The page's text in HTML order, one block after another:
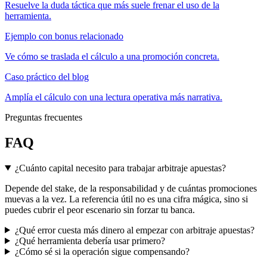
Resuelve la duda táctica que más suele frenar el uso de la
herramienta.
Ejemplo con bonus relacionado
Ve cómo se traslada el cálculo a una promoción concreta.
Caso práctico del blog
Amplía el cálculo con una lectura operativa más narrativa.
Preguntas frecuentes
FAQ
¿Cuánto capital necesito para trabajar arbitraje apuestas?
Depende del stake, de la responsabilidad y de cuántas promociones
muevas a la vez. La referencia útil no es una cifra mágica, sino si
puedes cubrir el peor escenario sin forzar tu banca.
¿Qué error cuesta más dinero al empezar con arbitraje apuestas?
¿Qué herramienta debería usar primero?
¿Cómo sé si la operación sigue compensando?